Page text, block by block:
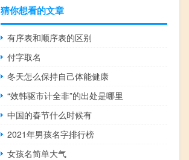
猜你想看的文章
有序表和顺序表的区别
付字取名
冬天怎么保持自己体能健康
“效韩驱市计全非”的出处是哪里
中国的春节什么时候有
2021年男孩名字排行榜
女孩名简单大气